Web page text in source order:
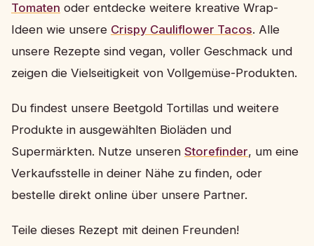
Tomaten oder entdecke weitere kreative Wrap-
Ideen wie unsere Crispy Cauliflower Tacos. Alle
unsere Rezepte sind vegan, voller Geschmack und
zeigen die Vielseitigkeit von Vollgemüse-Produkten.
Du findest unsere Beetgold Tortillas und weitere
Produkte in ausgewählten Bioläden und
Supermärkten. Nutze unseren Storefinder, um eine
Verkaufsstelle in deiner Nähe zu finden, oder
bestelle direkt online über unsere Partner.
Teile dieses Rezept mit deinen Freunden!